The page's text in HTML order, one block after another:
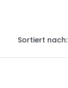
Sortiert nach: